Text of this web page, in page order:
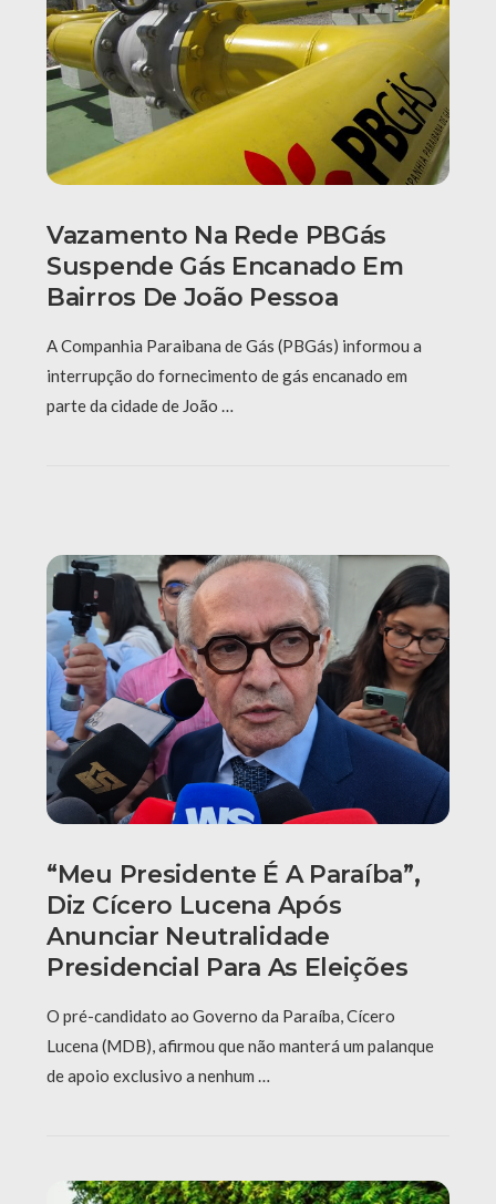
Vazamento Na Rede PBGás
Suspende Gás Encanado Em
Bairros De João Pessoa
A Companhia Paraibana de Gás (PBGás) informou a
interrupção do fornecimento de gás encanado em
parte da cidade de João …
“Meu Presidente É A Paraíba”,
Diz Cícero Lucena Após
Anunciar Neutralidade
Presidencial Para As Eleições
O pré-candidato ao Governo da Paraíba, Cícero
Lucena (MDB), afirmou que não manterá um palanque
de apoio exclusivo a nenhum …